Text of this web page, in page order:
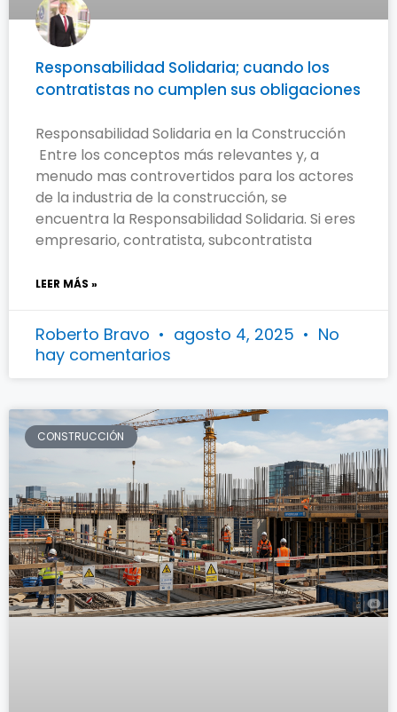
Responsabilidad Solidaria; cuando los
contratistas no cumplen sus obligaciones
Responsabilidad Solidaria en la Construcción
Entre los conceptos más relevantes y, a
menudo mas controvertidos para los actores
de la industria de la construcción, se
encuentra la Responsabilidad Solidaria. Si eres
empresario, contratista, subcontratista
LEER MÁS »
Roberto Bravo agosto 4, 2025
No
hay comentarios
CONSTRUCCIÓN